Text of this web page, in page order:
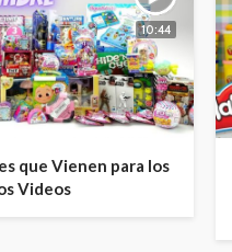
10:44
que Vienen para los
Videos